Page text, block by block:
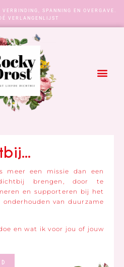
SPANNING EN OVERGAVE.
VERLANGENLIJST
meer een missie dan een
brengen, door te
en supporteren bij het
onderhouden van duurzame
en wat ik voor jou of jouw